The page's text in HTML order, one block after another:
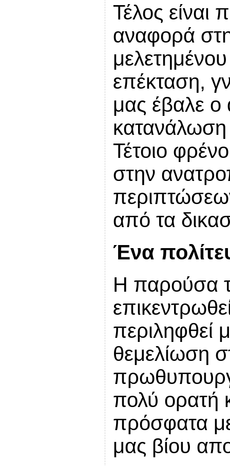
Τέλος είναι
αναφορά
επέκταση,
μας έβαλε ο
κατανάλωση
Τέτοιο
στην
από τα
Ένα
Η παρούσα
περιληφθεί
θεμελίωση
πολύ ορατή
πρόσφατα
μας βίου